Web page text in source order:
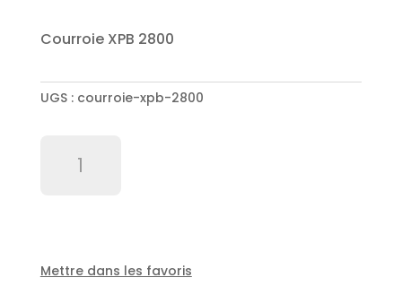
Courroie XPB 2800
UGS : courroie-xpb-2800
Mettre dans les favoris